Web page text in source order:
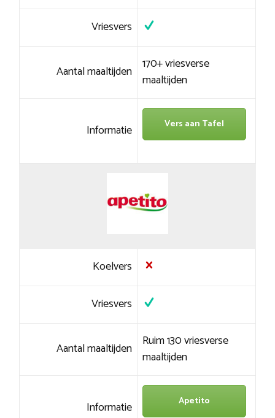
Vriesvers
Aantal maaltijden 170+ vriesverse
maaltijden
Informatie Vers aan Tafel
Koelvers
Vriesvers
Aantal maaltijden Ruim 130 vriesverse
maaltijden
Informatie Apetito